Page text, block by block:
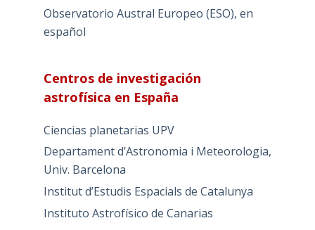
Observatorio Austral Europeo (ESO), en
español
Centros de investigación
astrofísica en España
Ciencias planetarias UPV
Departament d’Astronomia i Meteorologia,
Univ. Barcelona
Institut d’Estudis Espacials de Catalunya
Instituto Astrofísico de Canarias